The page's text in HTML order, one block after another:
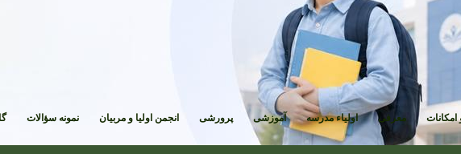
امکانات معرفی اولیاء مدرسه آموزشی پرورشی انجمن اولیا و مربیان نمونه سؤالات